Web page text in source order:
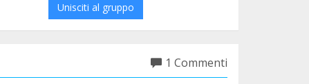
Unisciti al gruppo
1 Commenti